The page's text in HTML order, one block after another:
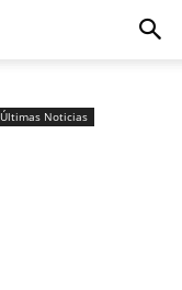
Últimas Noticias